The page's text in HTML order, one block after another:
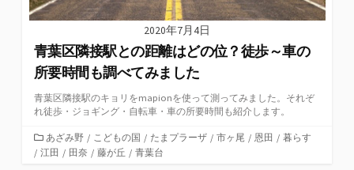
2020年7月4日
青葉区隣接駅との距離はどの位？徒歩～車の
所要時間も調べてみました
青葉区隣接駅のキョリをmapionを使って測ってみました。それぞ
れ徒歩・ジョギング・自転車・車の所要時間も紹介します。
カ
テ
あざみ野 / こどもの国 / たまプラーザ / 市ヶ尾 / 恩田 / 暮らす
/ 江田 / 田奈 / 藤が丘 / 青葉台